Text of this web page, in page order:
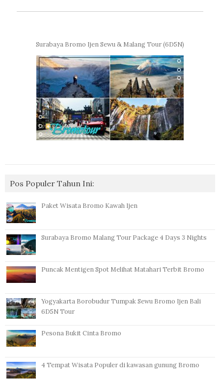
Surabaya Bromo Ijen Sewu & Malang Tour (6D5N)
Pos Populer Tahun Ini:
Paket Wisata Bromo Kawah Ijen
Surabaya Bromo Malang Tour Package 4 Days 3 Nights
Puncak Mentigen Spot Melihat Matahari Terbit Bromo
Yogyakarta Borobudur Tumpak Sewu Bromo Ijen Bali
6D5N Tour
Pesona Bukit Cinta Bromo
4 Tempat Wisata Populer di kawasan gunung Bromo